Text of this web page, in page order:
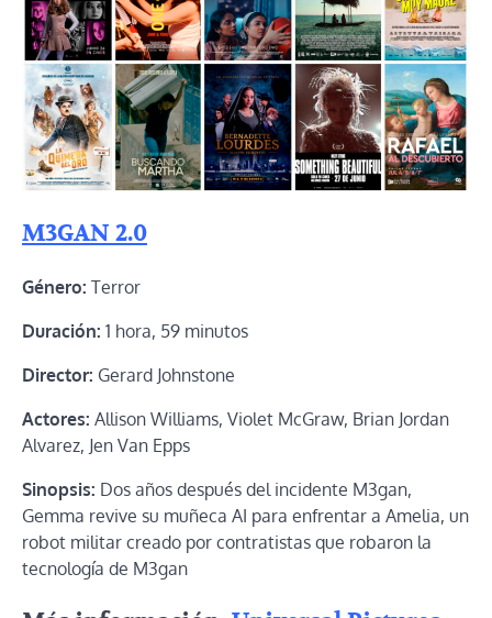
M3GAN 2.0
Género: Terror
Duración: 1 hora, 59 minutos
Director: Gerard Johnstone
Actores: Allison Williams, Violet McGraw, Brian Jordan
Alvarez, Jen Van Epps
Sinopsis: Dos años después del incidente M3gan,
Gemma revive su muñeca AI para enfrentar a Amelia, un
robot militar creado por contratistas que robaron la
tecnología de M3gan